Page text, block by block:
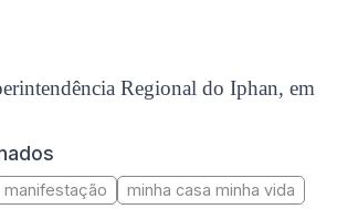
Regional do Iphan, em
manifestação
minha casa minha vida